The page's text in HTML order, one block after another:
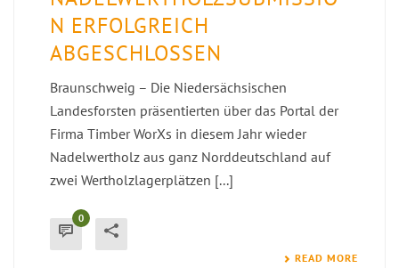
N ERFOLGREICH
ABGESCHLOSSEN
Braunschweig – Die Niedersächsischen
Landesforsten präsentierten über das Portal der
Firma Timber WorXs in diesem Jahr wieder
Nadelwertholz aus ganz Norddeutschland auf
zwei Wertholzlagerplätzen [...]
0
READ MORE